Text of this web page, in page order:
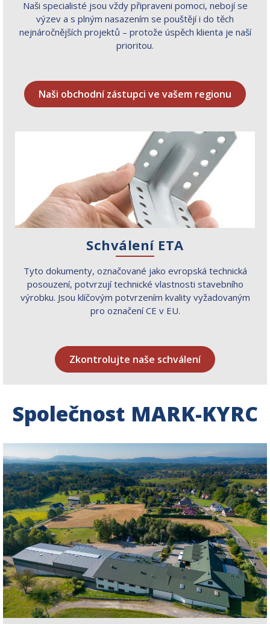
Naši specialisté jsou vždy připraveni pomoci, nebojí se
výzev a s plným nasazením se pouštějí i do těch
nejnáročnějších projektů – protože úspěch klienta je naší
prioritou.
Naši obchodní zástupci ve vašem regionu
Schválení ETA
Tyto dokumenty, označované jako evropská technická
posouzení, potvrzují technické vlastnosti stavebního
výrobku. Jsou klíčovým potvrzením kvality vyžadovaným
pro označení CE v EU.
Zkontrolujte naše schválení
Společnost MARK-KYRC